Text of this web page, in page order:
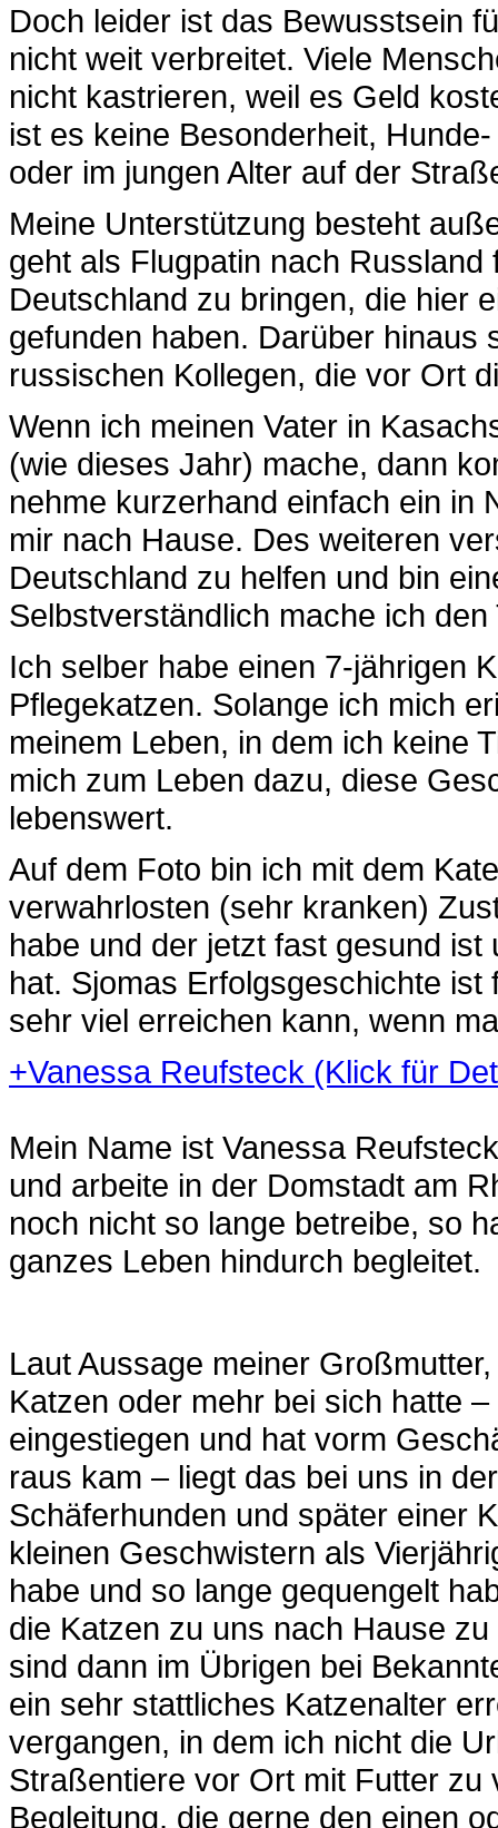
Doch leider ist das Bewusstsein
nicht weit verbreitet. Viele
nicht kastrieren, weil es Geld
ist es keine Besonderheit,
oder im jungen Alter auf der
Meine Unterstützung besteht
geht als Flugpatin nach
Deutschland zu bringen, die hier
gefunden haben. Darüber hinaus
russischen Kollegen, die vor Ort
Wenn ich meinen Vater in
(wie dieses Jahr) mache, dann
nehme kurzerhand einfach ein in
mir nach Hause. Des weiteren
Deutschland zu helfen und bin
Selbstverständlich mache ich
Ich selber habe einen 7-jährigen
Pflegekatzen. Solange ich mich
meinem Leben, in dem ich keine
mich zum Leben dazu, diese
lebenswert.
Auf dem Foto bin ich mit dem
verwahrlosten (sehr kranken)
habe und der jetzt fast gesund
hat. Sjomas Erfolgsgeschichte
sehr viel erreichen kann, wenn
+Vanessa Reufsteck (Klick für
Mein Name ist Vanessa
und arbeite in der Domstadt am
noch nicht so lange betreibe, so
ganzes Leben hindurch begleitet.
Laut Aussage meiner
Katzen oder mehr bei sich hatte
eingestiegen und hat vorm
raus kam – liegt das bei uns in
Schäferhunden und später einer
kleinen Geschwistern als
habe und so lange gequengelt
die Katzen zu uns nach Hause
sind dann im Übrigen bei
ein sehr stattliches Katzenalter
vergangen, in dem ich nicht die
Straßentiere vor Ort mit Futter
Begleitung, die gerne den einen